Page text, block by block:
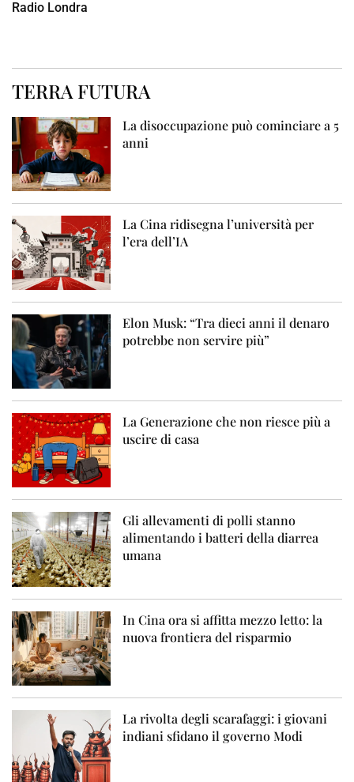
Radio Londra
TERRA FUTURA
La disoccupazione può cominciare a 5
anni
La Cina ridisegna l’università per
l’era dell’IA
Elon Musk: “Tra dieci anni il denaro
potrebbe non servire più”
La Generazione che non riesce più a
uscire di casa
Gli allevamenti di polli stanno
alimentando i batteri della diarrea
umana
In Cina ora si affitta mezzo letto: la
nuova frontiera del risparmio
La rivolta degli scarafaggi: i giovani
indiani sfidano il governo Modi